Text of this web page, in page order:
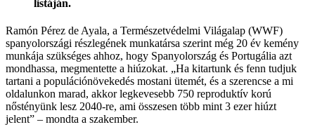
listáján.
Ramón Pérez de Ayala, a Természetvédelmi Világalap (WWF)
spanyolországi részlegének munkatársa szerint még 20 év kemény
munkája szükséges ahhoz, hogy Spanyolország és Portugália azt
mondhassa, megmentette a hiúzokat. „Ha kitartunk és fenn tudjuk
tartani a populációnövekedés mostani ütemét, és a szerencse a mi
oldalunkon marad, akkor legkevesebb 750 reproduktív korú
nőstényünk lesz 2040-re, ami összesen több mint 3 ezer hiúzt
jelent” – mondta a szakember.